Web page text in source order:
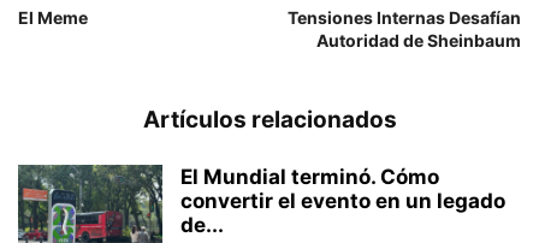
El Meme
Tensiones Internas Desafían
Autoridad de Sheinbaum
Artículos relacionados
El Mundial terminó. Cómo
convertir el evento en un legado
de...